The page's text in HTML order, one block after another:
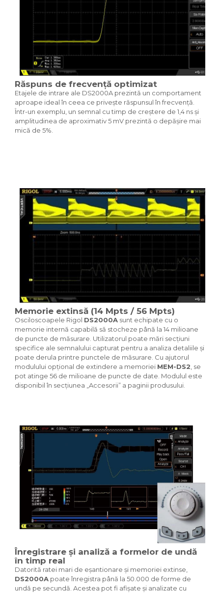
Răspuns de frecvență optimizat
Etajele de intrare ale DS2000A prezintă un comportament
aproape ideal în ceea ce privește răspunsul în frecvență.
Într-un exemplu, un semnal cu timp de creștere de 1,4 ns și
amplitudinea de aproximativ 5 mV prezintă o depășire mai
mică de 5%.
Memorie extinsă (14 Mpts / 56 Mpts)
Osciloscoapele Rigol DS2000A sunt echipate cu o
memorie internă capabilă să stocheze până la 14 milioane
de puncte de măsurare. Utilizatorul poate mări secțiuni
specifice ale semnalului capturat pentru a analiza detaliile și
poate derula printre punctele de măsurare. Cu ajutorul
modulului opțional de extindere a memoriei MEM-DS2 , se
pot atinge 56 de milioane de puncte de date. Modulul este
disponibil în secțiunea „Accesorii” a paginii produsului.
Înregistrare și analiză a formelor de undă
în timp real
Datorită ratei mari de eșantionare și memoriei extinse,
DS2000A poate înregistra până la 50.000 de forme de
undă pe secundă. Acestea pot fi afișate și analizate cu